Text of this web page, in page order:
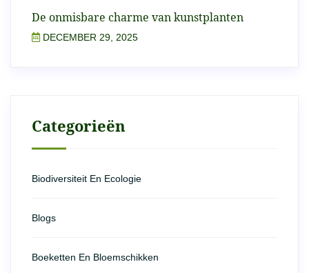
De onmisbare charme van kunstplanten
DECEMBER 29, 2025
Categorieën
Biodiversiteit En Ecologie
Blogs
Boeketten En Bloemschikken